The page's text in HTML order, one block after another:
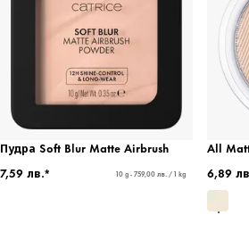
Пудра Soft Blur Matte Airbrush
7,59 лв.*
10 g - 759,00 лв. / 1 kg
All
6,89